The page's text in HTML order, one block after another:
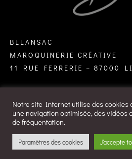
BELANSAC
MAROQUINERIE CRÉATIVE
11 RUE FERRERIE – 87000
design byAgence Design ILÔ
réservés Belansac -
Notre site Internet utilise des cookies
une navigation optimisée, des vidéos
de fréquentation.
Paramètres des cookies J'accepte